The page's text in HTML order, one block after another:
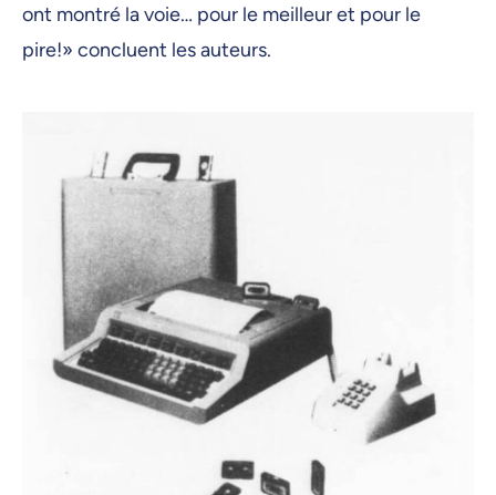
ont montré la voie… pour le meilleur et pour le
pire!» concluent les auteurs.